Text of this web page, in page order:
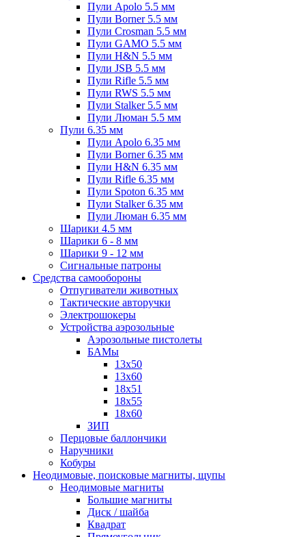
Пули Apolo 5.5 мм
Пули Borner 5.5 мм
Пули Crosman 5.5 мм
Пули GAMO 5.5 мм
Пули H&N 5.5 мм
Пули JSB 5.5 мм
Пули Rifle 5.5 мм
Пули RWS 5.5 мм
Пули Stalker 5.5 мм
Пули Люман 5.5 мм
Пули 6.35 мм
Пули Apolo 6.35 мм
Пули Borner 6.35 мм
Пули H&N 6.35 мм
Пули Rifle 6.35 мм
Пули Spoton 6.35 мм
Пули Stalker 6.35 мм
Пули Люман 6.35 мм
Шарики 4.5 мм
Шарики 6 - 8 мм
Шарики 9 - 12 мм
Сигнальные патроны
Средства самообороны
Отпугиватели животных
Тактические авторучки
Электрошокеры
Устройства аэрозольные
Аэрозольные пистолеты
БАМы
13х50
13х60
18х51
18х55
18х60
ЗИП
Перцовые баллончики
Наручники
Кобуры
Неодимовые, поисковые магниты, щупы
Неодимовые магниты
Большие магниты
Диск / шайба
Квадрат